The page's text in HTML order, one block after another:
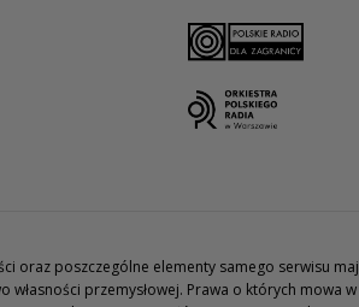
oraz poszczególne elementy samego serwisu
przemysłowej. Prawa o których